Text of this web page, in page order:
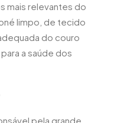
mais relevantes do
limpo, de tecido
do couro
a saúde dos
pela grande